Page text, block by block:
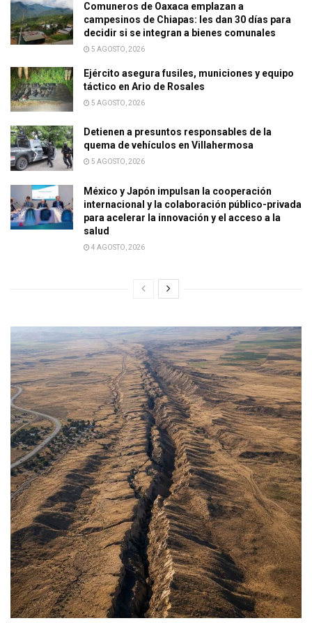
Comuneros de Oaxaca emplazan a
campesinos de Chiapas: les dan 30 días para
decidir si se integran a bienes comunales
5 AGOSTO, 2026
Ejército asegura fusiles, municiones y equipo
táctico en Ario de Rosales
5 AGOSTO, 2026
Detienen a presuntos responsables de la
quema de vehículos en Villahermosa
5 AGOSTO, 2026
México y Japón impulsan la cooperación
internacional y la colaboración público-privada
para acelerar la innovación y el acceso a la
salud
4 AGOSTO, 2026